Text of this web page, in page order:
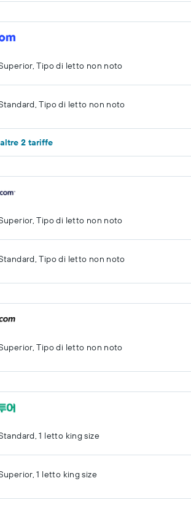
Tipo di letto non noto
Tipo di letto non noto
2 tariffe
Tipo di letto non noto
Tipo di letto non noto
Tipo di letto non noto
1 letto king size
1 letto king size